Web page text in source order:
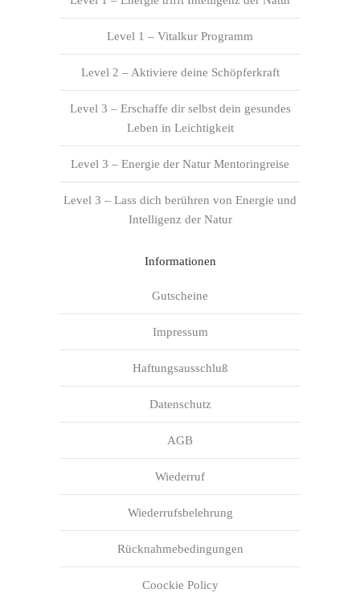
Level 1 – Vitalkur Programm
Level 2 – Aktiviere deine Schöpferkraft
Level 3 – Erschaffe dir selbst dein gesundes
Leben in Leichtigkeit
Level 3 – Energie der Natur Mentoringreise
Level 3 – Lass dich berühren von Energie und
Intelligenz der Natur
Informationen
Gutscheine
Impressum
Haftungsausschluß
Datenschutz
AGB
Wiederruf
Wiederrufsbelehrung
Rücknahmebedingungen
Coockie Policy